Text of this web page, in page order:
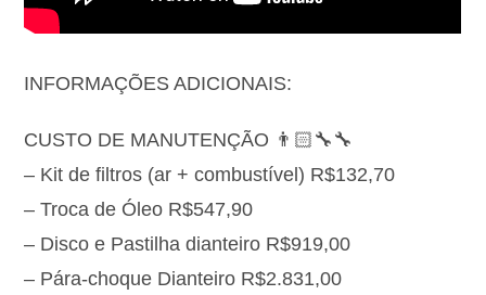
INFORMAÇÕES ADICIONAIS:
CUSTO DE MANUTENÇÃO 👨🏻‍🔧🔧
– Kit de filtros (ar + combustível) R$132,70
– Troca de Óleo R$547,90
– Disco e Pastilha dianteiro R$919,00
– Pára-choque Dianteiro R$2.831,00